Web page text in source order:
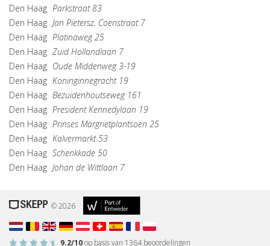
Den Haag Parkstraat 83
Den Haag Jan Pietersz. Coenstraat 7
Den Haag Platinaweg 25
Den Haag Zuid Hollandlaan 7
Den Haag Oude Middenweg 3-19
Den Haag Koninginnegracht 19
Den Haag Bezuidenhoutseweg 161
Den Haag President Kennedylaan 19
Den Haag Prinses Margrietplantsoen 25
Den Haag Kalvermarkt 53
Den Haag Schenkkade 50
Den Haag Johan de Wittlaan 7
© 2026
9.2/10op basis van 1364beoordelingen